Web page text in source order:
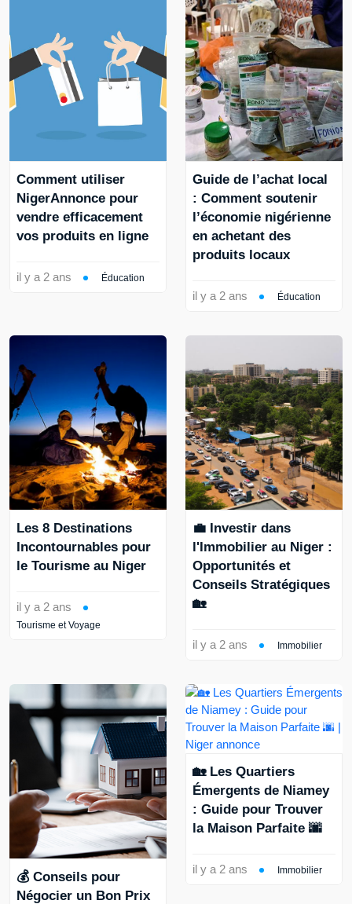
Comment utiliser
NigerAnnonce pour
vendre efficacement
vos produits en ligne
il y a 2 ans Éducation
Guide de l’achat local
: Comment soutenir
l’économie nigérienne
en achetant des
produits locaux
il y a 2 ans Éducation
Les 8 Destinations
Incontournables pour
le Tourisme au Niger
il y a 2 ans
Tourisme et Voyage
💼 Investir dans
l'Immobilier au Niger :
Opportunités et
Conseils Stratégiques
🏡
il y a 2 ans Immobilier
💰 Conseils pour
Négocier un Bon Prix
🏡 Les Quartiers
Émergents de Niamey
: Guide pour Trouver
la Maison Parfaite 🌆
il y a 2 ans Immobilier